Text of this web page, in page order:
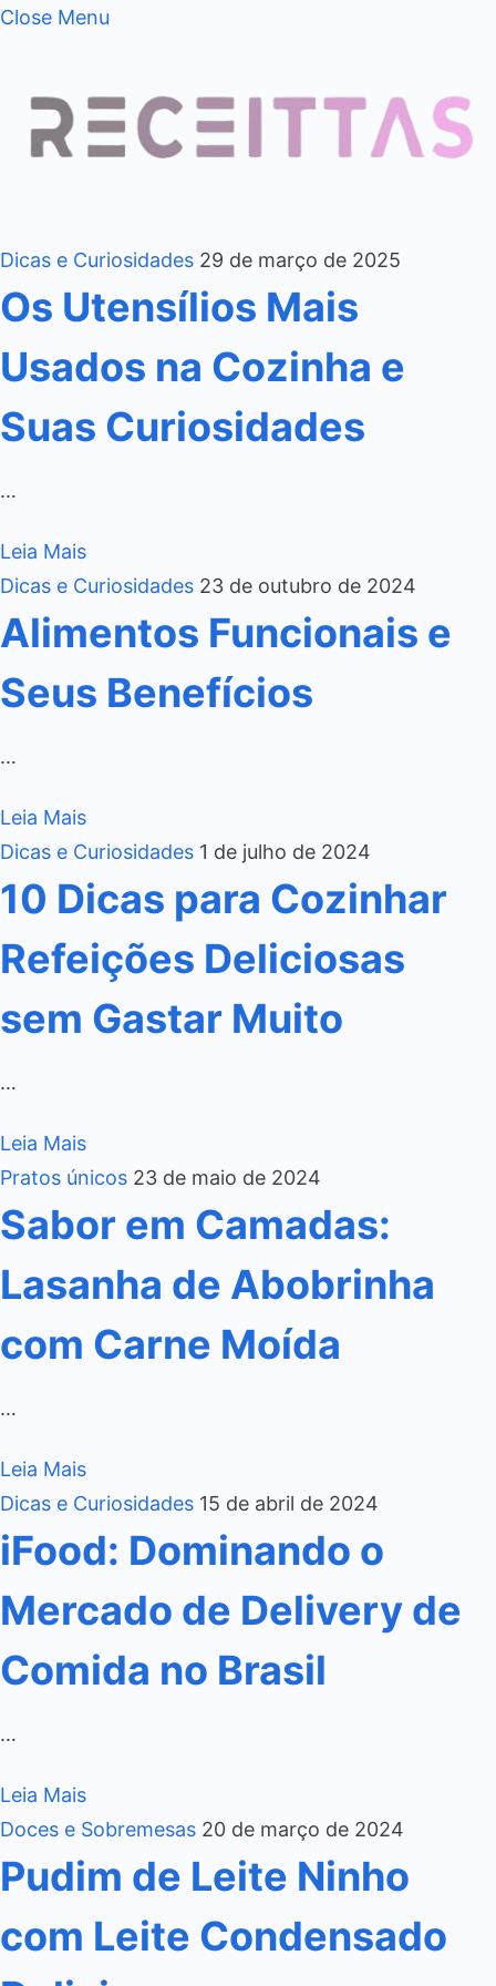
Close Menu
Dicas e Curiosidades 29 de março de 2025
Os Utensílios Mais
Usados na Cozinha e
Suas Curiosidades
…
Leia Mais
Dicas e Curiosidades 23 de outubro de 2024
Alimentos Funcionais e
Seus Benefícios
…
Leia Mais
Dicas e Curiosidades 1 de julho de 2024
10 Dicas para Cozinhar
Refeições Deliciosas
sem Gastar Muito
…
Leia Mais
Pratos únicos 23 de maio de 2024
Sabor em Camadas:
Lasanha de Abobrinha
com Carne Moída
…
Leia Mais
Dicas e Curiosidades 15 de abril de 2024
iFood: Dominando o
Mercado de Delivery de
Comida no Brasil
…
Leia Mais
Doces e Sobremesas 20 de março de 2024
Pudim de Leite Ninho
com Leite Condensado